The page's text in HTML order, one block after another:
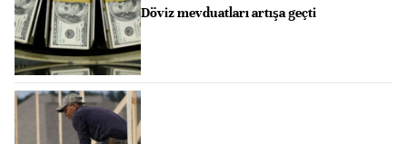
Döviz mevduatları artışa geçti